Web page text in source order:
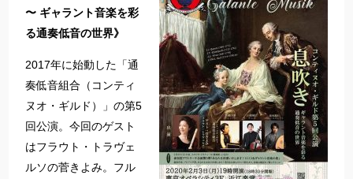
〜 ギャラント音楽を彩
る通奏低音の世界》
2017年に始動した「通
奏低音組合（コンティ
ヌオ・ギルド）」の第5
回公演。今回のゲスト
はフラウト・トラヴェ
ルソの菅きよみ。フル